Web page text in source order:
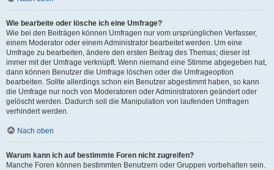
Wie bearbeite oder lösche ich eine Umfrage?
Wie bei den Beiträgen können Umfragen nur vom ursprünglichen Verfasser,
einem Moderator oder einem Administrator bearbeitet werden. Um eine
Umfrage zu bearbeiten, ändere den ersten Beitrag des Themas; dieser ist
immer mit der Umfrage verknüpft. Wenn niemand eine Stimme abgegeben hat,
dann können Benutzer die Umfrage löschen oder die Umfrageoption
bearbeiten. Sollte allerdings schon ein Benutzer abgestimmt haben, so kann
die Umfrage nur noch von Moderatoren oder Administratoren geändert oder
gelöscht werden. Dadurch soll die Manipulation von laufenden Umfragen
verhindert werden.
Nach oben
Warum kann ich auf bestimmte Foren nicht zugreifen?
Manche Foren können bestimmten Benutzern oder Gruppen vorbehalten sein.